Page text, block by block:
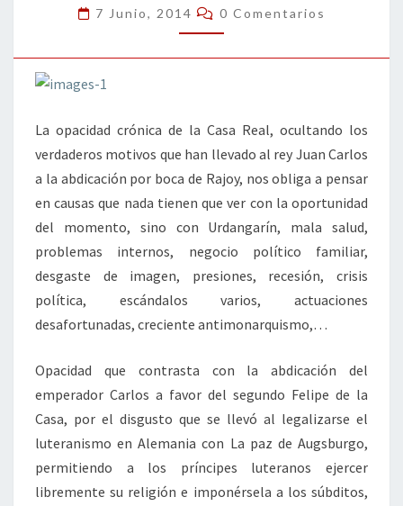
7 Junio, 2014 Comentarios
0 Comentarios
La opacidad crónica de la Casa Real, ocultando los
verdaderos motivos que han llevado al rey Juan Carlos
a la abdicación por boca de Rajoy, nos obliga a pensar
en causas que nada tienen que ver con la oportunidad
del momento, sino con Urdangarín, mala salud,
problemas internos, negocio político familiar,
desgaste de imagen, presiones, recesión, crisis
política, escándalos varios, actuaciones
desafortunadas, creciente antimonarquismo,…
Opacidad que contrasta con la abdicación del
emperador Carlos a favor del segundo Felipe de la
Casa, por el disgusto que se llevó al legalizarse el
luteranismo en Alemania con La paz de Augsburgo,
permitiendo a los príncipes luteranos ejercer
libremente su religión e imponérsela a los súbditos,